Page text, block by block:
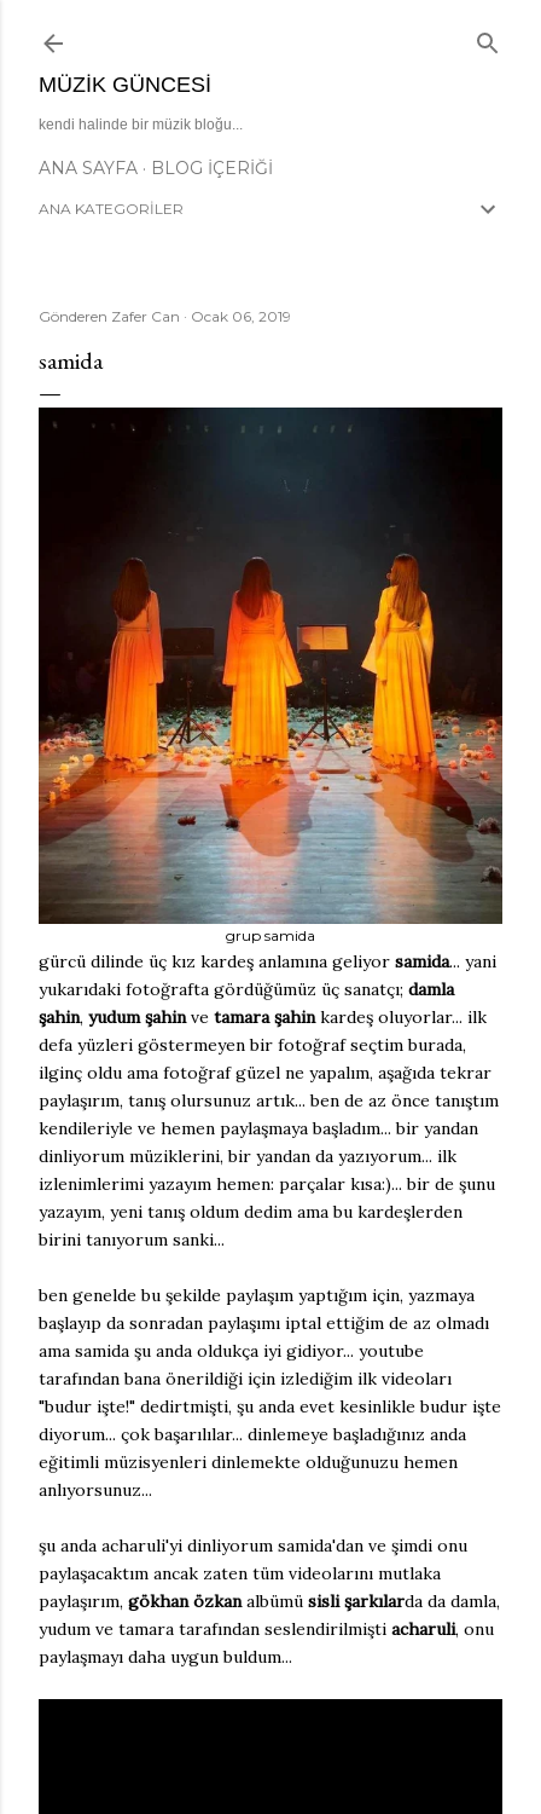
MÜZIK GÜNCESI
kendi halinde bir müzik bloğu...
ANA SAYFA BLOG İÇERIĞI
ANA KATEGORİLER
Gönderen Zafer Can Ocak 06, 2019
samida
grup samida
gürcü dilinde üç kız kardeş anlamına geliyor samida... yani
yukarıdaki fotoğrafta gördüğümüz üç sanatçı; damla
şahin, yudum şahinve tamara şahinkardeş oluyorlar... ilk
defa yüzleri göstermeyen bir fotoğraf seçtim burada,
ilginç oldu ama fotoğraf güzel ne yapalım, aşağıda tekrar
paylaşırım, tanış olursunuz artık... ben de az önce tanıştım
kendileriyle ve hemen paylaşmaya başladım... bir yandan
dinliyorum müziklerini, bir yandan da yazıyorum... ilk
izlenimlerimi yazayım hemen: parçalar kısa:)... bir de şunu
yazayım, yeni tanış oldum dedim ama bu kardeşlerden
birini tanıyorum sanki...
ben genelde bu şekilde paylaşım yaptığım için, yazmaya
başlayıp da sonradan paylaşımı iptal ettiğim de az olmadı
ama samida şu anda oldukça iyi gidiyor... youtube
tarafından bana önerildiği için izlediğim ilk videoları
"budur işte!" dedirtmişti, şu anda evet kesinlikle budur işte
diyorum... çok başarılılar... dinlemeye başladığınız anda
eğitimli müzisyenleri dinlemekte olduğunuzu hemen
anlıyorsunuz...
şu anda acharuli'yi dinliyorum samida'dan ve şimdi onu
paylaşacaktım ancak zaten tüm videolarını mutlaka
paylaşırım, gökhan özkanalbümü sisli şarkılarda da damla,
yudum ve tamara tarafından seslendirilmişti acharuli, onu
paylaşmayı daha uygun buldum...